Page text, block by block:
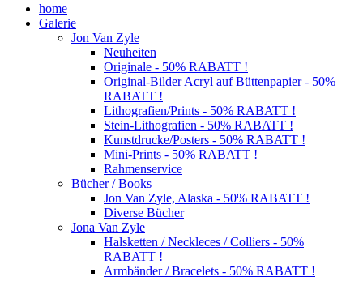
home
Galerie
Jon Van Zyle
Neuheiten
Originale - 50% RABATT !
Original-Bilder Acryl auf Büttenpapier - 50%
RABATT !
Lithografien/Prints - 50% RABATT !
Stein-Lithografien - 50% RABATT !
Kunstdrucke/Posters - 50% RABATT !
Mini-Prints - 50% RABATT !
Rahmenservice
Bücher / Books
Jon Van Zyle, Alaska - 50% RABATT !
Diverse Bücher
Jona Van Zyle
Halsketten / Neckleces / Colliers - 50%
RABATT !
Armbänder / Bracelets - 50% RABATT !